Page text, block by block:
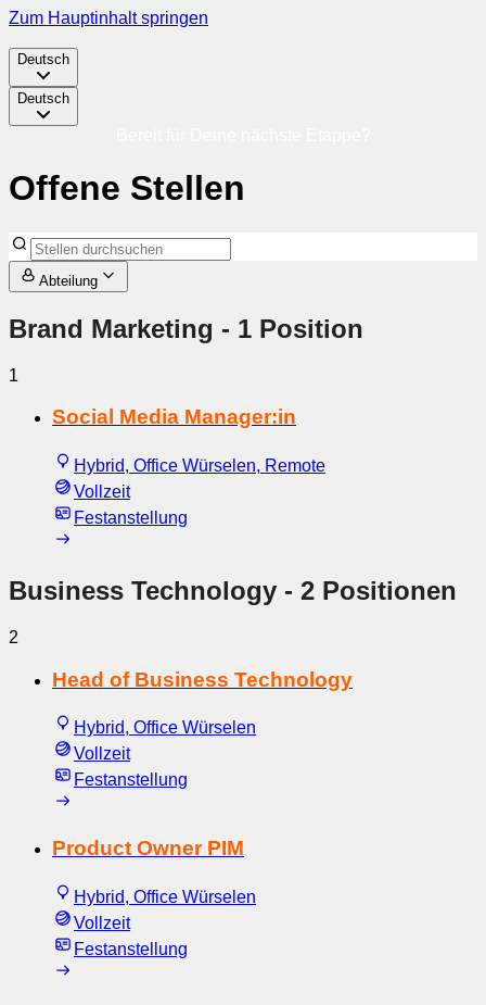
Zum Hauptinhalt springen
Deutsch
Deutsch
Offene Stellen
Abteilung
Brand Marketing - 1 Position
1
Social Media Manager:in
Hybrid, Office Würselen, Remote
Vollzeit
Festanstellung
Business Technology - 2 Positionen
2
Head of Business Technology
Hybrid, Office Würselen
Vollzeit
Festanstellung
Product Owner PIM
Hybrid, Office Würselen
Vollzeit
Festanstellung